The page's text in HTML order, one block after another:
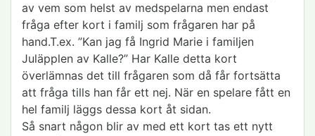
av vem som helst av medspelarna men endast
fråga efter kort i familj som frågaren har på
hand.T.ex. ”Kan jag få Ingrid Marie i familjen
Juläpplen av Kalle?” Har Kalle detta kort
överlämnas det till frågaren som då får fortsätta
att fråga tills han får ett nej. När en spelare fått en
hel familj läggs dessa kort åt sidan.
Så snart någon blir av med ett kort tas ett nytt